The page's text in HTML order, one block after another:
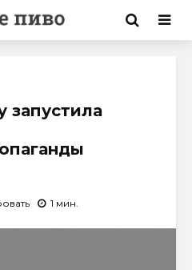
запустила
1 мин.